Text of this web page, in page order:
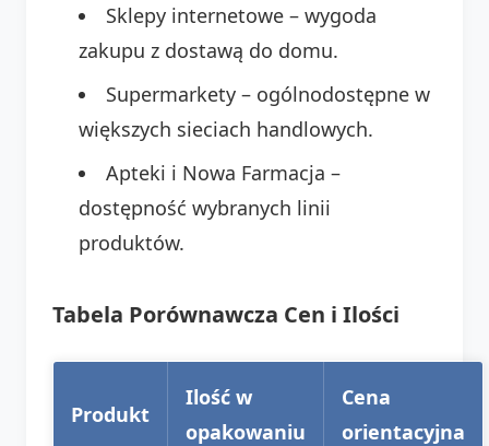
Sklepy internetowe – wygoda
zakupu z dostawą do domu.
Supermarkety – ogólnodostępne w
większych sieciach handlowych.
Apteki i Nowa Farmacja –
dostępność wybranych linii
produktów.
Tabela Porównawcza Cen i Ilości
Produkt
Ilość w
opakowaniu
Cena
orientacyjna